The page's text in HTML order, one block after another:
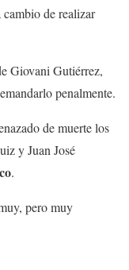
cambio de realizar
Giovani Gutiérrez,
penalmente.
de muerte los
y Juan José
.
pero muy